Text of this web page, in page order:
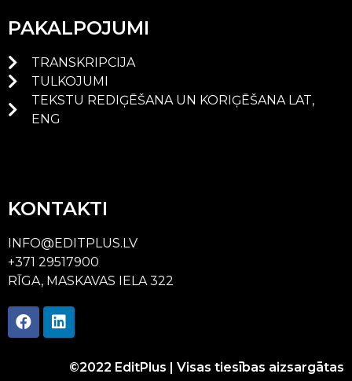
PAKALPOJUMI
TRANSKRIPCIJA
TULKOJUMI
TEKSTU REDIĢĒŠANA UN KORIĢĒŠANA LAT,
ENG
KONTAKTI
INFO@EDITPLUS.LV
+371 29517900
RĪGA, MASKAVAS IELA 322
©2022 EditPlus | Visas tiesības aizsargātas